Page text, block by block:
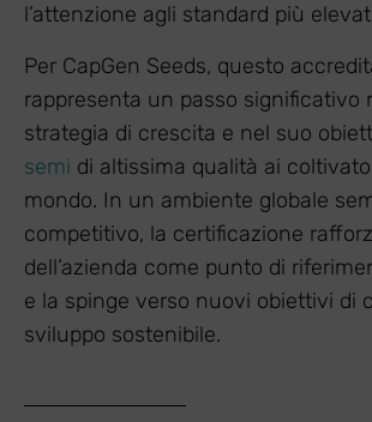
l’attenzione agli standard più
Per CapGen Seeds, questo
rappresenta un passo significativo
strategia di crescita e nel suo
semi di altissima qualità ai
mondo. In un ambiente globale
competitivo, la certificazione
dell’azienda come punto di
e la spinge verso nuovi obiettivi di
sviluppo sostenibile.